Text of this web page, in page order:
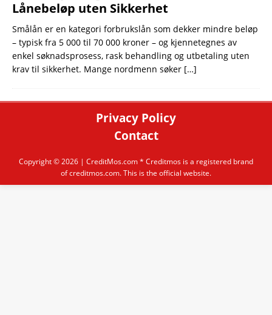
Lånebeløp uten Sikkerhet
Smålån er en kategori forbrukslån som dekker mindre beløp
– typisk fra 5 000 til 70 000 kroner – og kjennetegnes av
enkel søknadsprosess, rask behandling og utbetaling uten
krav til sikkerhet. Mange nordmenn søker […]
Privacy Policy
Contact
Copyright © 2026 | CreditMos.com* Creditmos is a registered brand
of creditmos.com. This is the official website.